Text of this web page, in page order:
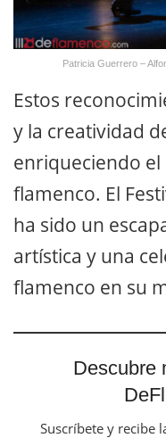
Patricia Guerrero –
Estos
y la creatividad
enriqueciendo
flamenco. El
ha sido un
artística y una
flamenco en su
Descubre
Suscríbete y recibe